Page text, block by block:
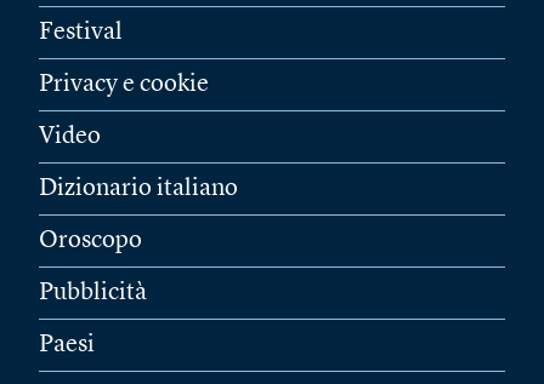
Festival
Privacy e cookie
Video
Dizionario italiano
Oroscopo
Pubblicità
Paesi